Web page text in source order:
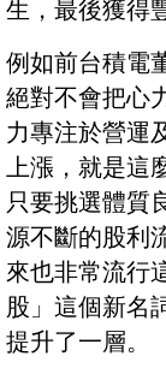
生，最後獲得
例如前台積電
絕對不會把心
力專注於營運
上漲，就是這
只要挑選體質
源不斷的股利
來也非常流行
股」這個新名
提升了一層。